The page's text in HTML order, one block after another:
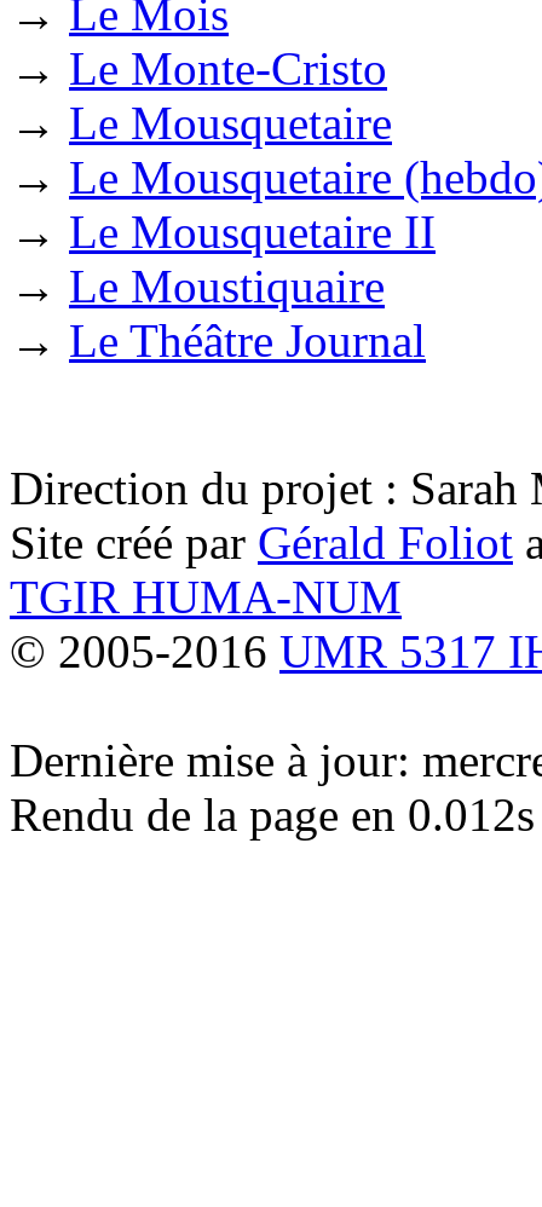
→ Le Mois
→ Le Monte-Cristo
→ Le Mousquetaire
→ Le Mousquetaire
→ Le Mousquetaire II
→ Le Moustiquaire
→ Le Théâtre Journal
Direction du projet : Sarah
Site créé par Gérald Foliot
TGIR HUMA-NUM
© 2005-2016 UMR 5317
Dernière mise à jour:
Rendu de la page en 0.012s